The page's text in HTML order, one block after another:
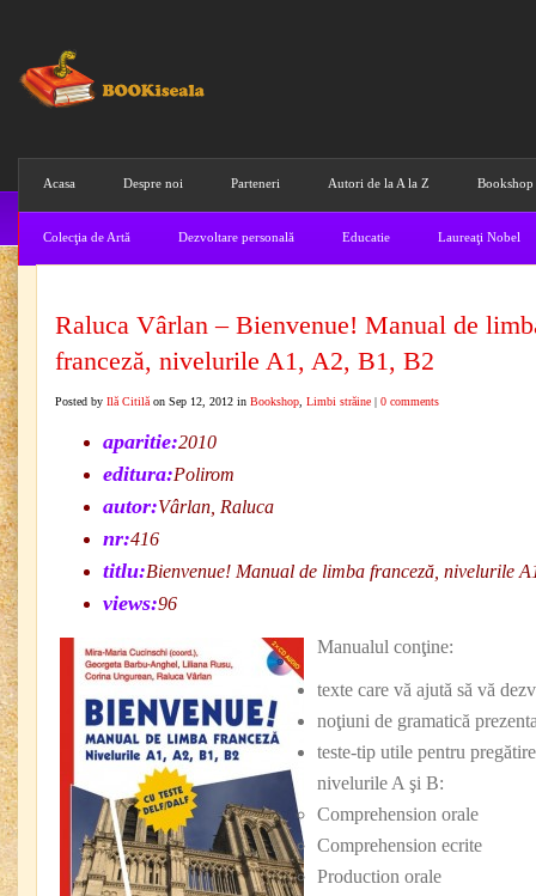
Acasa Despre noi Parteneri Autori de la A la Z Bookshop
Colecţia de Artă Dezvoltare personală Educatie Laureaţi Nobel
Raluca Vârlan – Bienvenue! Manual de
franceză, nivelurile A1, A2, B1, B2
Posted by Ilă Citilă on Sep 12, 2012 in Bookshop Limbi străine | 0 comments
aparitie:2010
editura:Polirom
autor:Vârlan, Raluca
nr:416
titlu:Bienvenue! Manual de limba franceză, nivelurile
views:96
Manualul conţine:
texte care vă ajută să vă
noţiuni de gramatică
teste-tip utile pentru
nivelurile A şi B:
Comprehension orale
Comprehension ecrite
Production orale